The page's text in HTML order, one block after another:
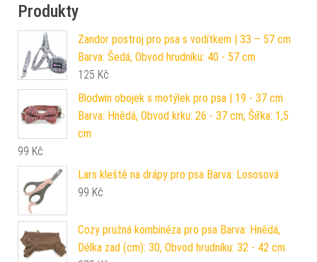
Produkty
Zandor postroj pro psa s vodítkem | 33 – 57 cm
Barva: Šedá, Obvod hrudníku: 40 - 57 cm
125 Kč
Blodwin obojek s motýlek pro psa | 19 - 37 cm
Barva: Hnědá, Obvod krku: 26 - 37 cm, Šířka: 1,5
cm
99 Kč
Lars kleště na drápy pro psa Barva: Lososová
99 Kč
Cozy pružná kombinéza pro psa Barva: Hnědá,
Délka zad (cm): 30, Obvod hrudníku: 32 - 42 cm